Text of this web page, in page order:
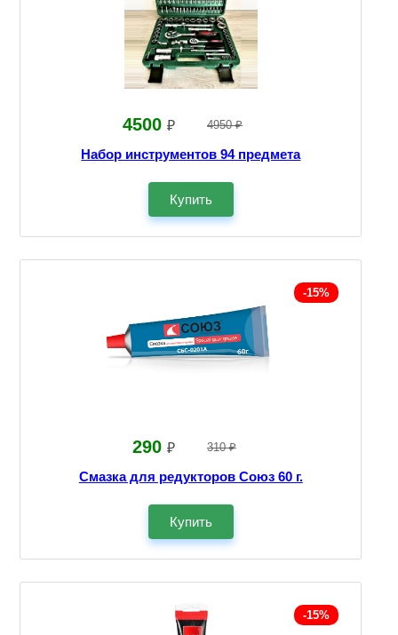
4500 ₽ 4950 ₽
Набор инструментов 94 предмета
Купить
-15%
290 ₽ 310 ₽
Смазка для редукторов Союз 60 г.
Купить
-15%